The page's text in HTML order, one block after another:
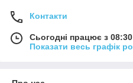
Контакти
Сьогодні працює з
Показати весь графік